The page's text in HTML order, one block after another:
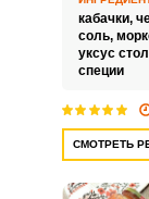
кабачки,
соль,
уксус
специи
СМОТРЕТЬ